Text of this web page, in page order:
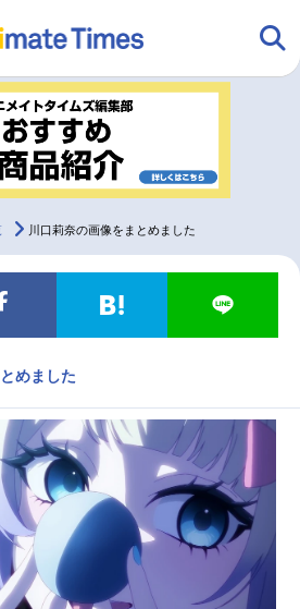
ング アニメ
の声
プリ 音楽 コスプレ
声優記事一覧
実写化映画一覧
川口莉奈の画像をまとめました
めました